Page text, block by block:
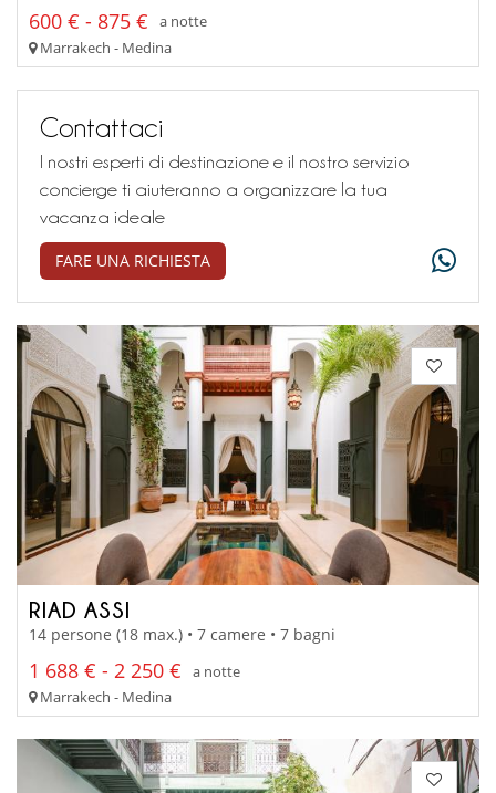
600 € - 875 €
a notte
Marrakech - Medina
Contattaci
I nostri esperti di destinazione e il nostro servizio
concierge ti aiuteranno a organizzare la tua
vacanza ideale
FARE UNA RICHIESTA
RIAD ASSI
14 persone (18 max.) • 7 camere • 7 bagni
1 688 € - 2 250 €
a notte
Marrakech - Medina